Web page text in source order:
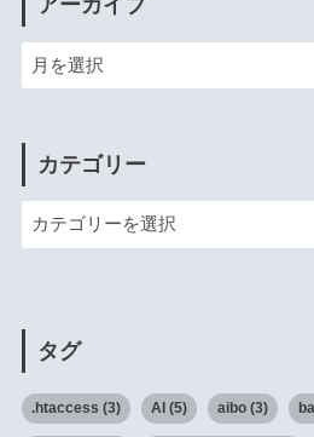
アーカイブ
カテゴリー
タグ
.htaccess (3) AI (5) aibo(3)